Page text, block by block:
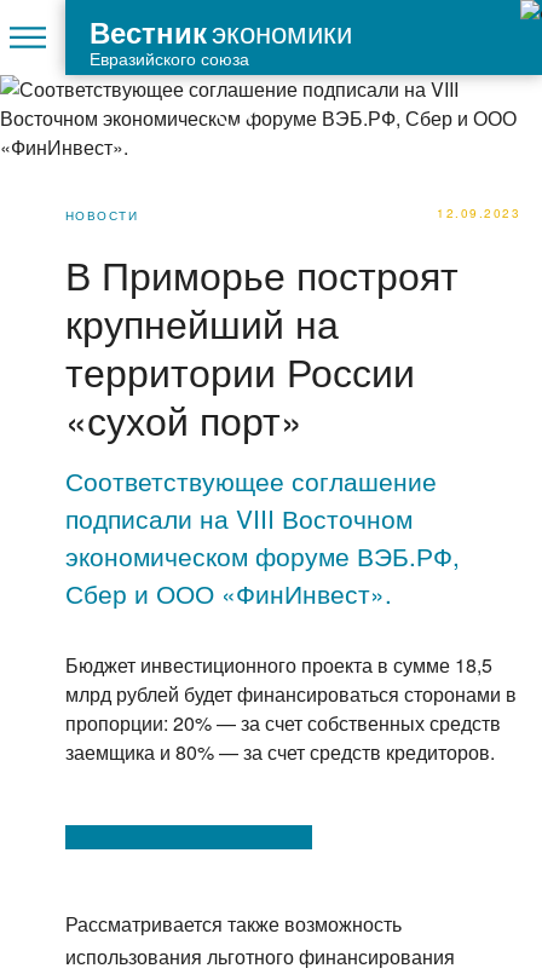
Вестникэкономики
Евразийского союза
НОВОСТИ 12.09.2023
В Приморье построят
крупнейший на
территории России
«сухой порт»
Соответствующее соглашение
подписали на VIII Восточном
экономическом форуме ВЭБ.РФ,
Сбер и ООО «ФинИнвест».
Бюджет инвестиционного проекта в сумме 18,5
млрд рублей будет финансироваться сторонами в
пропорции: 20% — за счет собственных средств
заемщика и 80% — за счет средств кредиторов.
Рассматривается также возможность
использования льготного финансирования